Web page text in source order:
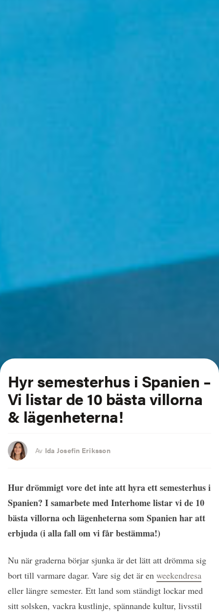
Hyr semesterhus i Spanien –
Vi listar de 10 bästa villorna
& lägenheterna!
Av Ida Josefin Eriksson
Hur drömmigt vore det inte att hyra ett semesterhus i
Spanien? I samarbete med Interhome listar vi de 10
bästa villorna och lägenheterna som Spanien har att
erbjuda (i alla fall om vi får bestämma!)
Nu när graderna börjar sjunka är det lätt att drömma sig
bort till varmare dagar. Vare sig det är en weekendresa
eller längre semester. Ett land som ständigt lockar med
sitt solsken, vackra kustlinje, spännande kultur, livsstil